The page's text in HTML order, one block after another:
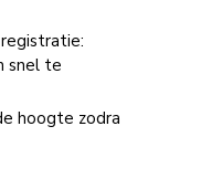
snel te
hoogte zodra